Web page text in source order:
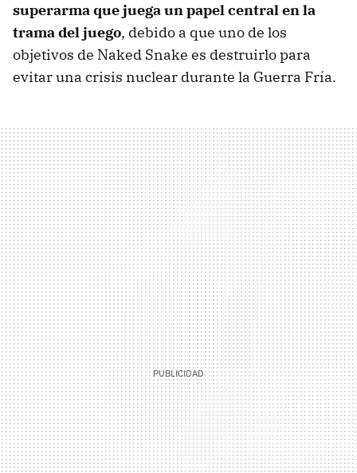
superarma que juega un papel central en la
trama del juego, debido a que uno de los
objetivos de Naked Snake es destruirlo para
evitar una crisis nuclear durante la Guerra Fría.